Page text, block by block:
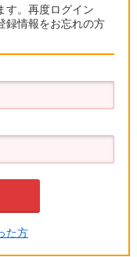
す。再度ログイン
録情報をお忘れの方
た方